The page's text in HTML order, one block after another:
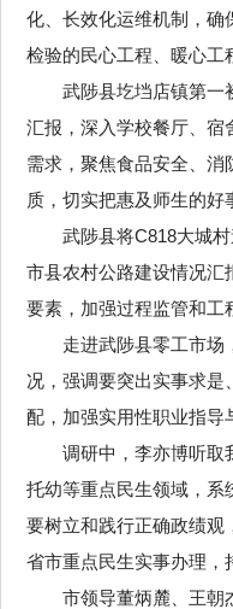
化、长效化运维机制，确
检验的民心工程、暖心工
武陟县圪垱店镇第一
汇报，深入学校餐厅、宿
需求，聚焦食品安全、
质，切实把惠及师生的好
武陟县将C818大城
市县农村公路建设情况汇
要素，加强过程监管和工
走进武陟县零工市场
况，强调要突出实事求是
配，加强实用性职业指导
调研中，李亦博听取
托幼等重点民生领域，系
要树立和践行正确政绩观
省市重点民生实事办理，
市领导董炳麓、王朝